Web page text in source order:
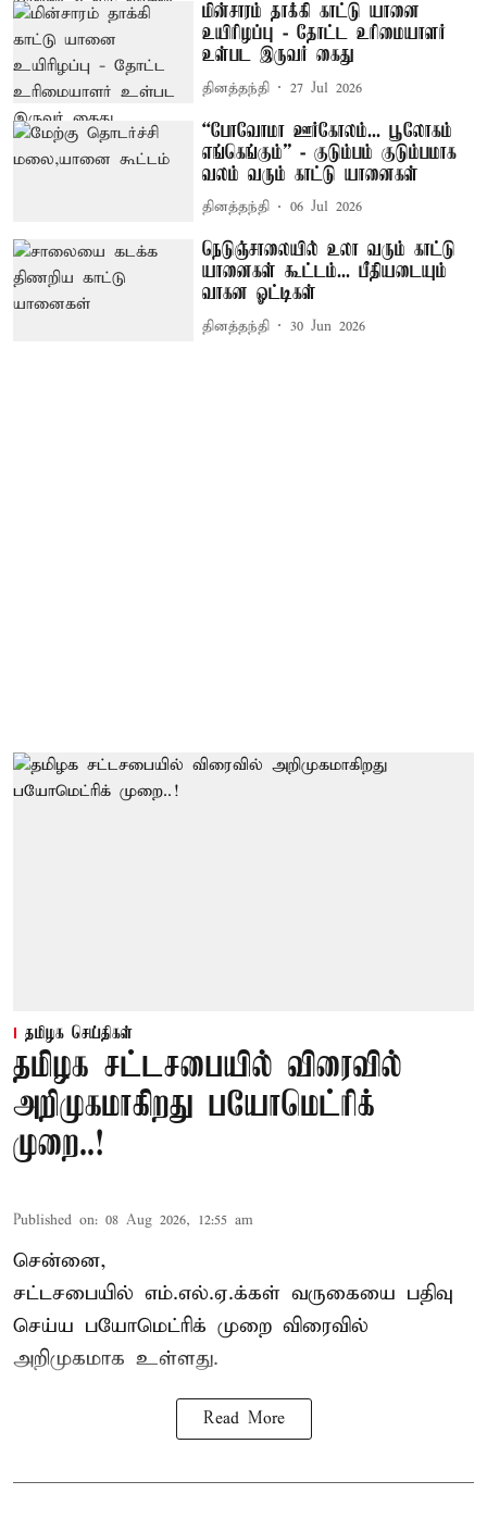
மின்சாரம் தாக்கி காட்டு யானை
உயிரிழப்பு - தோட்ட உரிமையாளர்
உள்பட இருவர் கைது
தினத்தந்தி 27 Jul 2026
“போவோமா ஊர்கோலம்... பூலோகம்
எங்கெங்கும்” - குடும்பம் குடும்பமாக
வலம் வரும் காட்டு யானைகள்
தினத்தந்தி 06 Jul 2026
நெடுஞ்சாலையில் உலா வரும் காட்டு
யானைகள் கூட்டம்... பீதியடையும்
வாகன ஓட்டிகள்
தினத்தந்தி 30 Jun 2026
தமிழக செய்திகள்
தமிழக சட்டசபையில் விரைவில்
அறிமுகமாகிறது பயோமெட்ரிக்
முறை..!
Published on: 08 Aug 2026, 12:55 am
சென்னை,
சட்டசபையில் எம்.எல்.ஏ.க்கள் வருகையை பதிவு
செய்ய பயோமெட்ரிக் முறை விரைவில்
அறிமுகமாக உள்ளது.
Read More